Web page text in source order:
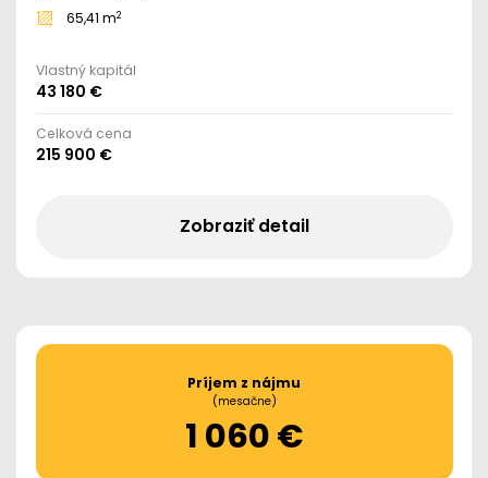
65,41 m2
Vlastný kapitál
43 180 €
Celková cena
215 900 €
Zobraziť detail
Príjem z nájmu
(mesačne)
1 060 €